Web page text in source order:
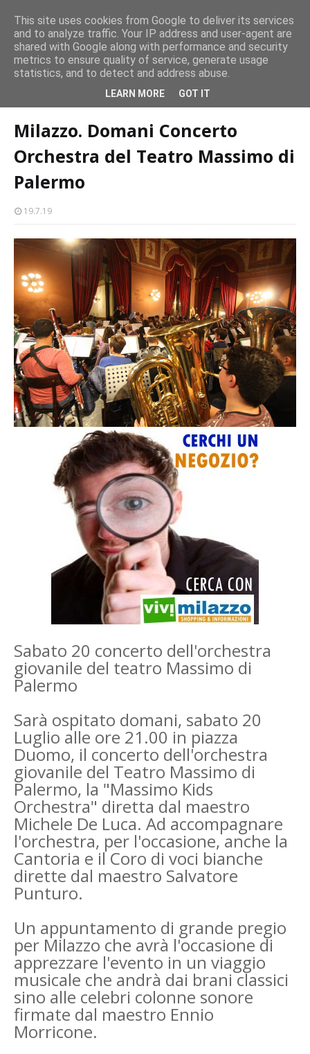
CASTELLO-MILAZZO
Milazzo 28ª Sagra del Pesce a Vaccarella: il programma
EVENTI
shopping-a-milazzo
Milazzo. Domani Concerto
Milazzo. Domani Concerto
Orchestra del Teatro Massimo di
Palermo
19.7.19
Sabato 20 concerto dell'orchestra
giovanile del teatro Massimo di
Palermo
Sarà ospitato domani, sabato 20
Luglio alle ore 21.00 in piazza
Duomo, il concerto dell'orchestra
giovanile del Teatro Massimo di
Palermo, la "Massimo Kids
Orchestra" diretta dal maestro
Michele De Luca. Ad accompagnare
l'orchestra, per l'occasione, anche la
Cantoria e il Coro di voci bianche
dirette dal maestro Salvatore
Punturo.
Un appuntamento di grande pregio
per Milazzo che avrà l'occasione di
apprezzare l'evento in un viaggio
musicale che andrà dai brani classici
sino alle celebri colonne sonore
firmate dal maestro Ennio
Morricone.
This site uses cookies from Google to deliver its services
and to analyze traffic. Your IP address and user-agent are
shared with Google along with performance and security
metrics to ensure quality of service, generate usage
statistics, and to detect and address abuse.
LEARN MORE GOT IT